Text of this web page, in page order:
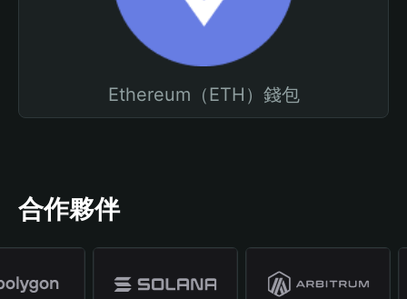
Ethereum（ETH）錢包
合作夥伴